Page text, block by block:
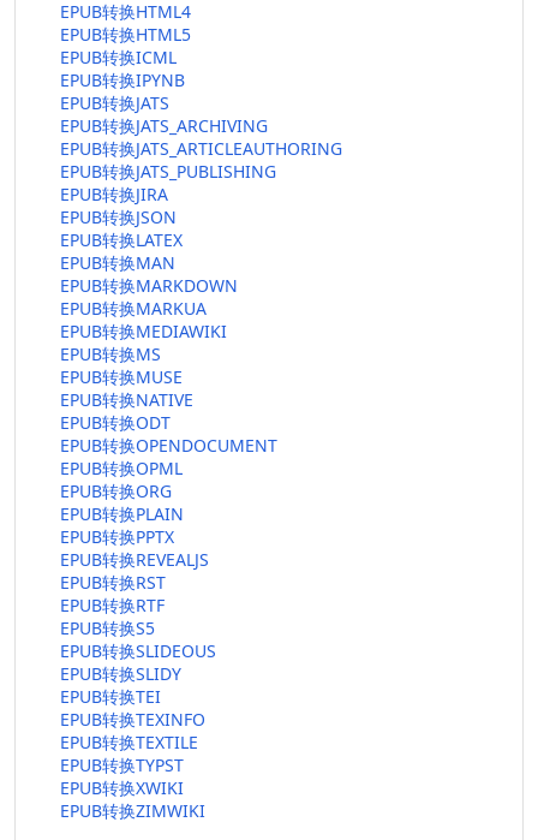
EPUB转换HTML4
EPUB转换HTML5
EPUB转换ICML
EPUB转换IPYNB
EPUB转换JATS
EPUB转换JATS_ARCHIVING
EPUB转换JATS_ARTICLEAUTHORING
EPUB转换JATS_PUBLISHING
EPUB转换JIRA
EPUB转换JSON
EPUB转换LATEX
EPUB转换MAN
EPUB转换MARKDOWN
EPUB转换MARKUA
EPUB转换MEDIAWIKI
EPUB转换MS
EPUB转换MUSE
EPUB转换NATIVE
EPUB转换ODT
EPUB转换OPENDOCUMENT
EPUB转换OPML
EPUB转换ORG
EPUB转换PLAIN
EPUB转换PPTX
EPUB转换REVEALJS
EPUB转换RST
EPUB转换RTF
EPUB转换S5
EPUB转换SLIDEOUS
EPUB转换SLIDY
EPUB转换TEI
EPUB转换TEXINFO
EPUB转换TEXTILE
EPUB转换TYPST
EPUB转换XWIKI
EPUB转换ZIMWIKI